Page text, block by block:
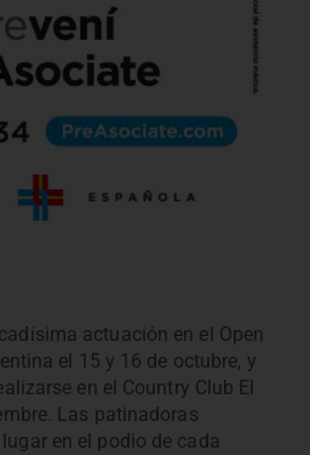
actuación en el Open
el 15 y 16 de octubre, y
en el Country Club El
Las patinadoras
en el podio de cada